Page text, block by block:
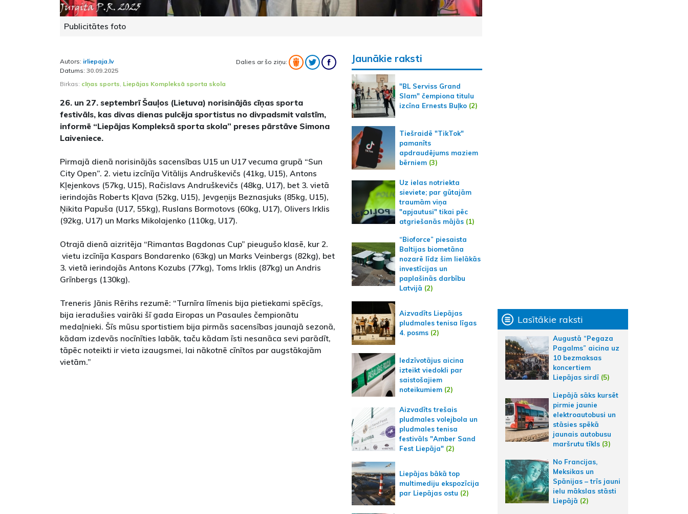
Publicitātes foto
Autors: irliepaja.lv
Datums: 30.09.2025
Dalies ar šo ziņu:
Birkas: cīņas sports, Liepājas Kompleksā sporta skola
26. un 27. septembrī Šauļos (Lietuva) norisinājās cīņas sporta
festivāls, kas divas dienas pulcēja sportistus no divpadsmit valstīm,
informē “Liepājas Kompleksā sporta skola” preses pārstāve Simona
Laiveniece.
Pirmajā dienā norisinājās sacensības U15 un U17 vecuma grupā “Sun
City Open”. 2. vietu izcīnīja Vitālijs Andruškevičs (41kg, U15), Antons
Kļejenkovs (57kg, U15), Račislavs Andruškevičs (48kg, U17), bet 3. vietā
ierindojās Roberts Kļava (52kg, U15), Jevgeņijs Beznasjuks (85kg, U15),
Ņikita Papuša (U17, 55kg), Ruslans Bormotovs (60kg, U17), Olivers Irklis
(92kg, U17) un Marks Mikolajenko (110kg, U17).
Otrajā dienā aizritēja “Rimantas Bagdonas Cup” pieugušo klasē, kur 2.
vietu izcīnīja Kaspars Bondarenko (63kg) un Marks Veinbergs (82kg), bet
3. vietā ierindojās Antons Kozubs (77kg), Toms Irklis (87kg) un Andris
Grīnbergs (130kg).
Treneris Jānis Rērihs rezumē: “Turnīra līmenis bija pietiekami spēcīgs,
bija ieradušies vairāki šī gada Eiropas un Pasaules čempionātu
medaļnieki. Šīs mūsu sportistiem bija pirmās sacensības jaunajā sezonā,
kādam izdevās nocīnīties labāk, taču kādam īsti nesanāca sevi parādīt,
tāpēc noteikti ir vieta izaugsmei, lai nākotnē cīnītos par augstākajām
vietām.”
Jaunākie raksti
"BL Serviss Grand
Slam" čempiona titulu
izcīna Ernests Buļko(2)
Tiešraidē "TikTok"
pamanīts
apdraudējums maziem
bērniem(3)
Uz ielas notriekta
sieviete; par gūtajām
traumām viņa
"apjautusi" tikai pēc
atgriešanās mājās(1)
“Bioforce” piesaista
Baltijas biometāna
nozarē līdz šim lielākās
investīcijas un
paplašinās darbību
Latvijā (2)
Aizvadīts Liepājas
pludmales tenisa līgas
4. posms(2)
Iedzīvotājus aicina
izteikt viedokli par
saistošajiem
noteikumiem (2)
Aizvadīts trešais
pludmales volejbola un
pludmales tenisa
festivāls "Amber Sand
Fest Liepāja"(2)
Liepājas bākā top
multimediju ekspozīcija
par Liepājas ostu (2)
Lasītākie raksti
Augustā “Pegaza
Pagalms” aicina uz
10 bezmaksas
koncertiem
Liepājas sirdī (5)
Liepājā sāks kursēt
pirmie jaunie
elektroautobusi un
stāsies spēkā
jaunais autobusu
maršrutu tīkls (3)
No Francijas,
Meksikas un
Spānijas – trīs jauni
ielu mākslas stāsti
Liepājā (2)